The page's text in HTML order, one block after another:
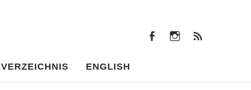
ENGLISH